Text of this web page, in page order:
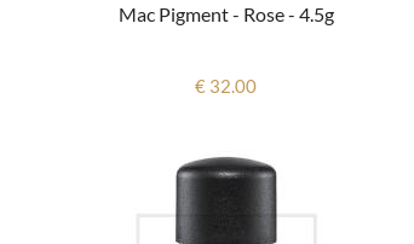
Mac Pigment - Rose - 4.5g
€ 32.00